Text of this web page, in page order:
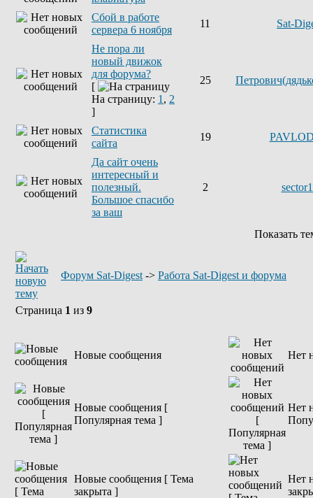
Сбой в работе
сервера 6 ноября
11 Sat-
Не пора ли
новый движок
для форума?
[
На страницу: 1 , 2
]
25
Статистика
сайта
19
Да сайт очень
интересный и
полезный.
Большое спасибо
за ваш
2
Показать
Форум Sat-Digest -> Работа Sat-Digest и форума
Страница 1 из 9
Новые сообщения Нет
Новые сообщения [
Популярная тема ]
Нет
Новые сообщения [ Тема
закрыта ]
Нет